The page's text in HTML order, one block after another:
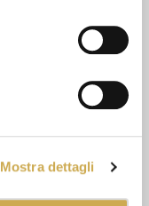
Mostra dettagli